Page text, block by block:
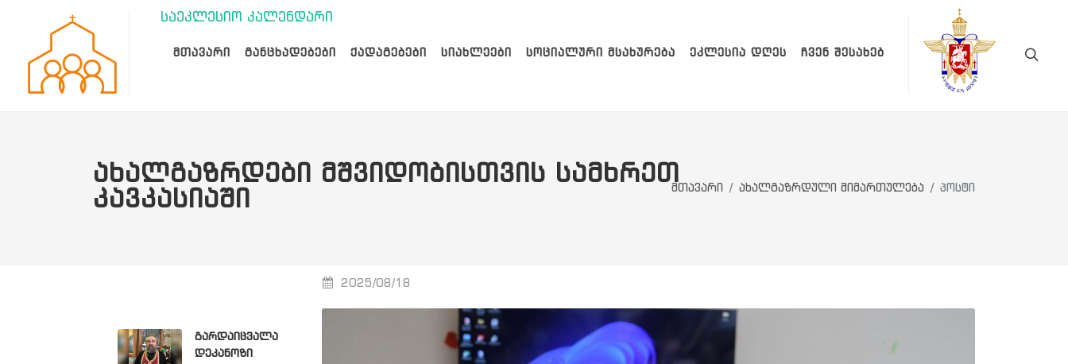
საეკლესიო კალენდარი
ᲛᲗᲐᲕᲐᲠᲘ ᲒᲐᲜᲪᲮᲐᲓᲔᲑᲔᲑᲘ ᲥᲐᲓᲐᲒᲔᲑᲔᲑᲘ ᲡᲘᲐᲮᲚᲔᲔᲑᲘ ᲡᲝᲪᲘᲐᲚᲣᲠᲘ ᲛᲡᲐᲮᲣᲠᲔᲑᲐ ᲔᲙᲚᲔᲡᲘᲐ ᲓᲦᲔᲡ ᲩᲕᲔᲜ ᲨᲔᲡᲐᲮᲔᲑ
ᲐᲮᲐᲚᲒᲐᲖᲠᲓᲔᲑᲘ ᲛᲨᲕᲘᲓᲝᲑᲘᲡᲗᲕᲘᲡ ᲡᲐᲛᲮᲠᲔᲗ
ᲙᲐᲕᲙᲐᲡᲘᲐᲨᲘ
მთავარი ახალგაზრდული მიმართულება პოსტი
2025/08/18
გარდაიცვალა
დეკანოზი